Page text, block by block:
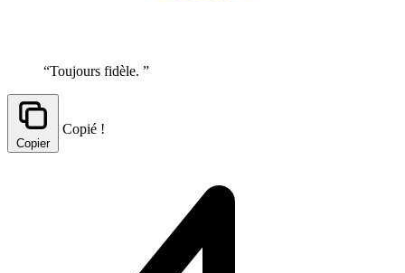
“Toujours fidèle. ”
Copier
Copié !